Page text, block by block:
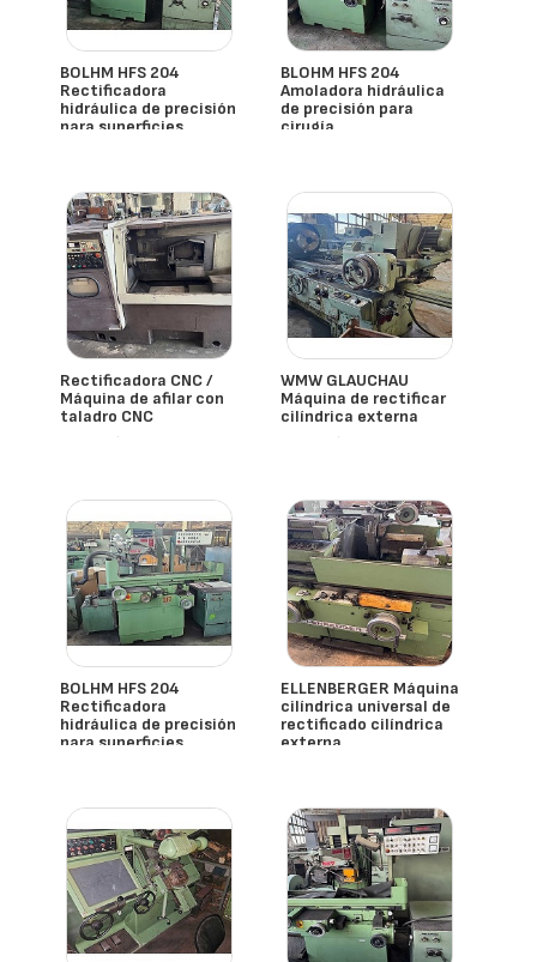
BOLHM HFS 204
Rectificadora
hidráulica de precisión
para superficies
BLOHM HFS 204
Amoladora hidráulica
de precisión para
cirugía
Rectificadora CNC /
Máquina de afilar con
taladro CNC
- España
WMW GLAUCHAU
Máquina de rectificar
cilíndrica externa
- España
BOLHM HFS 204
Rectificadora
hidráulica de precisión
para superficies
ELLENBERGER Máquina
cilíndrica universal de
rectificado cilíndrica
externa